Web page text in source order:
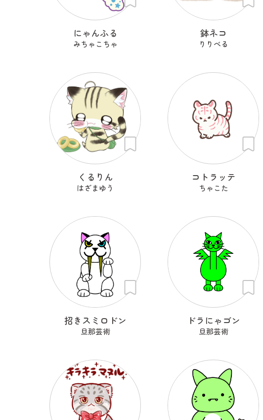
にゃんふる
みちゃこちゃ
鉢ネコ
りりべる
くるりん
はざまゆう
コトラッテ
ちゃこた
招きスミロドン
旦那芸術
ドラにゃゴン
旦那芸術